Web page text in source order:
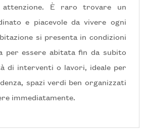
È raro trovare un
e piacevole da vivere ogni
si presenta in condizioni
per essere abitata fin da subito
di interventi o lavori, ideale per
spazi verdi ben organizzati
immediatamente.